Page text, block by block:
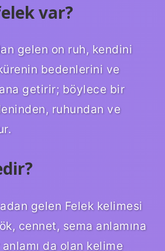
var?
gelen on ruh, kendini
bedenlerini ve
getirir; böylece bir
ruhundan ve
gelen Felek kelimesi
cennet, sema anlamına
da olan kelime